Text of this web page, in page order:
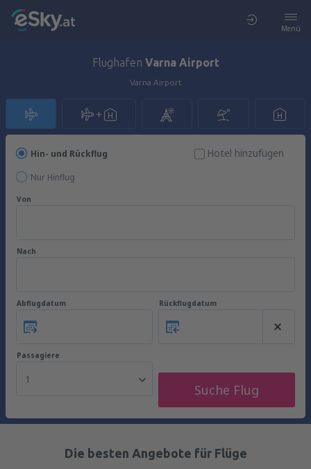
Menü
Flughafen Varna Airport
Varna Airport
Hin- und Rückflug
Nur Hinflug
Hotel hinzufügen
Von
Nach
Abflugdatum Rückflugdatum
Passagiere
1
Suche Flug
Die besten Angebote für Flüge